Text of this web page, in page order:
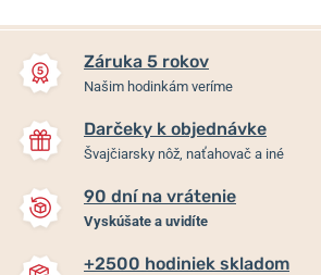
Záruka 5 rokov
Našim hodinkám veríme
Darčeky k objednávke
Švajčiarsky nôž, naťahovač a iné
90 dní na vrátenie
Vyskúšate a uvidíte
+2500 hodiniek skladom